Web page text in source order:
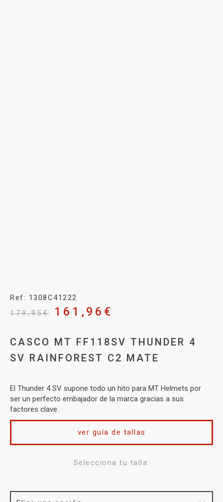
Ref: 1308C41222
179,95€ 161,96 €
CASCO MT FF118SV THUNDER 4
SV RAINFOREST C2 MATE
El Thunder 4 SV supone todo un hito para MT Helmets por
ser un perfecto embajador de la marca gracias a sus
factores clave.
Selecciona tu talla:
ver guía de tallas